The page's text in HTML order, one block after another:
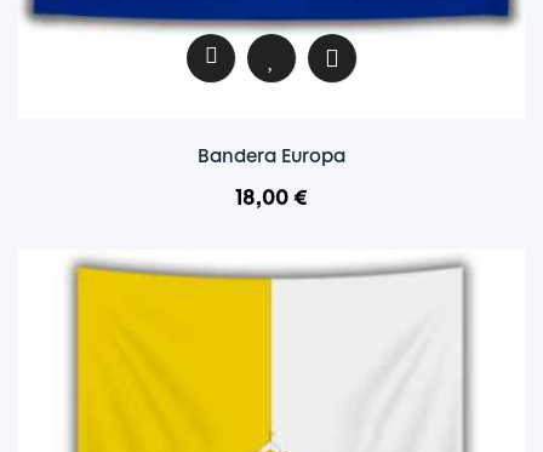
Bandera Europa
18,00 €